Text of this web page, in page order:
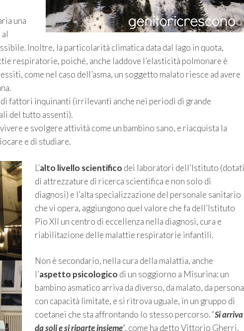
una
Inoltre, la particolarità climatica data dal lago in quota,
respiratorie, poiché, anche laddove l’elasticità polmonare è
come nel caso dell’asma, un soggetto malato riesce ad avere
di fattori inquinanti (irrilevanti anche nei periodi di grande
del tutto assenti).
e svolgere attività come un bambino sano, e riacquista la
e di studiare.
L’alto livello scientifico dei laboratori dell’Istituto (dotati
di attrezzature di ricerca scientifica e non solo di
diagnosi) e l’alta specializzazione del personale sanitario
che vi opera, aggiungono quel valore che fa dell’Istituto
Pio XII un centro di eccellenza nella diagnosi, cura e
riabilitazione delle malattie respiratorie infantili.
Non è secondario, nella cura della malattia, anche
l’aspetto psicologico di un soggiorno a Misurina: un
bambino asmatico arriva da diverso, da malato, da persona
con capacità limitate, e si ritrova uguale, in un gruppo di
coetanei che sta affrontando lo stesso percorso. “Si arriva
da soli e si riparte insieme“, come ha detto Vittorio Gherri,